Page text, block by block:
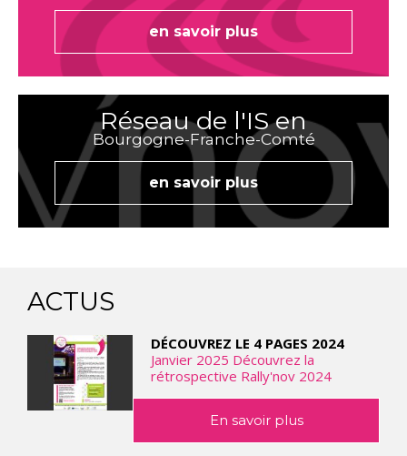
en savoir plus
Réseau de l'IS en
Bourgogne-Franche-Comté
en savoir plus
ACTUS
DÉCOUVREZ LE 4 PAGES 2024
Janvier 2025 Découvrez la
rétrospective Rally'nov 2024
En savoir plus